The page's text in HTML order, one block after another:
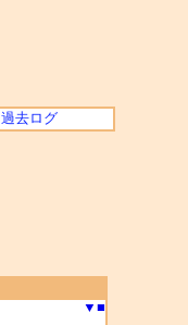
過去ログ
▼ ■